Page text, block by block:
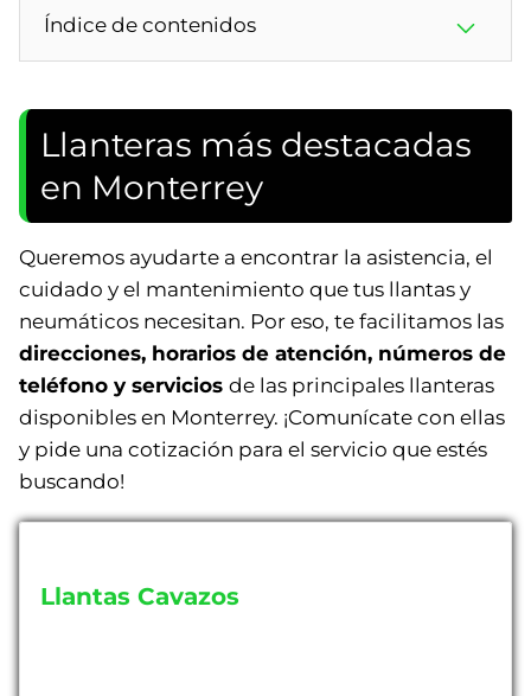
Índice de contenidos
Llanteras más destacadas
en Monterrey
Queremos ayudarte a encontrar la asistencia, el
cuidado y el mantenimiento que tus llantas y
neumáticos necesitan. Por eso, te facilitamos las
direcciones, horarios de atención, números de
teléfono y servicios de las principales llanteras
disponibles en Monterrey. ¡Comunícate con ellas
y pide una cotización para el servicio que estés
buscando!
Llantas Cavazos